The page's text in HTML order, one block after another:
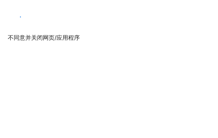
同意
不同意并关闭网页/应用程序